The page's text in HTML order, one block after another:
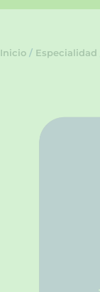
Inicio / Especialidad